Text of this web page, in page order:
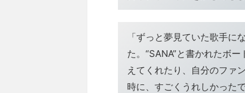
「ずっと夢見ていた歌手に
た。“SANA”と書かれたボ
えてくれたり、自分のファ
時に、すごくうれしかった